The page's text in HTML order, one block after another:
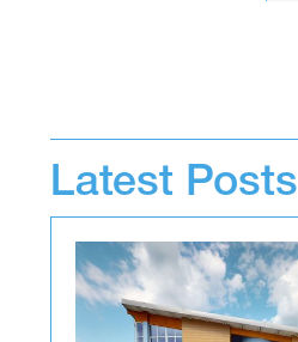
Latest Posts